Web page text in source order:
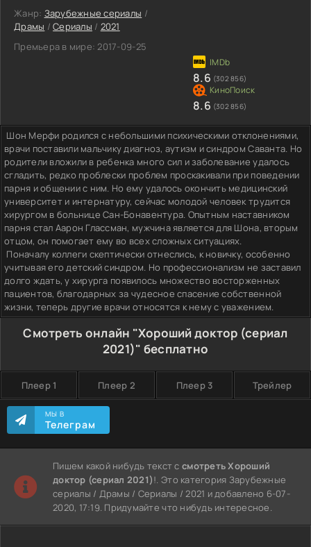
Жанр: Зарубежные сериалы /
Драмы /Сериалы / 2021
Премьера в мире: 2017-09-25
8.6 (302 856)
8.6 (302 856)
Шон Мерфи родился с небольшими психическими отклонениями,
врачи поставили мальчику диагноз, аутизм и синдром Саванта. Но
родители вложили в ребенка много сил и заболевание удалось
сгладить, редко проблески проблем проскакивали при поведении
парня и общении с ним. Но ему удалось окончить медицинский
университет и интернатуру, сейчас молодой человек трудится
хирургом в больнице Сан-Бонавентура. Опытным наставником
парня стал Аарон Глассман, мужчина является для Шона, вторым
отцом, он помогает ему во всех сложных ситуациях.
Поначалу коллеги скептически отнеслись, к новичку, особенно
учитывая его детский синдром. Но профессионализм не заставил
долго ждать, у хирурга появилось множество восторженных
пациентов, благодарных за чудесное спасение собственной
жизни, теперь другие врачи относятся к нему с уважением.
Смотреть онлайн "Хороший доктор (сериал
2021)" бесплатно
Плеер 1 Плеер 2 Плеер 3 Трейлер
МЫ В
Телеграм
Пишем какой нибудь текст ссмотреть Хороший
доктор (сериал 2021)!. Это категория Зарубежные
сериалы / Драмы / Сериалы / 2021 и добавлено 6-07-
2020, 17:19. Придумайте что нибудь интересное.